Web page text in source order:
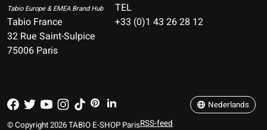
Tabio Europe & EMEA Brand Hub
Tabio France
32 Rue Saint-Sulpice
75006 Paris
TEL
+33 (0)1 43 26 28 12
© Copyright 2026 TABIO E-SHOP ParisRSS-feed
Nederlands